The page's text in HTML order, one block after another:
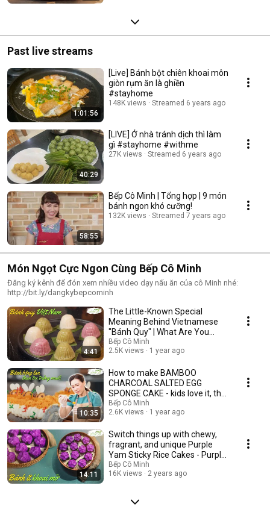
Past live streams
1:01:56
[Live] Bánh bột chiên khoai môn
giòn rụm ăn là ghiền
#stayhome
148K views Streamed 6 years ago
40:29
[LIVE] Ở nhà tránh dịch thì làm
gì #stayhome #withme
27K views Streamed 6 years ago
58:55
Bếp Cô Minh | Tổng hợp | 9 món
bánh ngon khó cưỡng!
132K views Streamed 7 years ago
Món Ngọt Cực Ngon Cùng Bếp Cô Minh
Đăng ký kênh để đón xem nhiều video dạy nấu ăn của cô Minh nhéː
http://bit.ly/dangkybepcominh
4:41
The Little-Known Special
Meaning Behind Vietnamese
"Bánh Quy" | What Are You
Cooking Today Episod...
Bếp Cô Minh
2.5K views
1 year ago
10:35
How to make BAMBOO
CHARCOAL SALTED EGG
SPONGE CAKE - kids love it, the
whole family praises it | ...
Bếp Cô Minh
2.6K views
1 year ago
14:11
Switch things up with chewy,
fragrant, and unique Purple
Yam Sticky Rice Cakes - Purple
Yam Stick...
Bếp Cô Minh
16K views
2 years ago